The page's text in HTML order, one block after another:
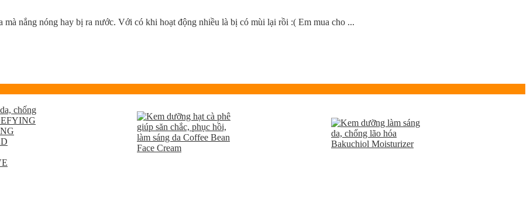
nắng nóng hay bị ra nước. Với có khi hoạt động nhiều là bị có mùi lại rồi :( Em mua cho ...